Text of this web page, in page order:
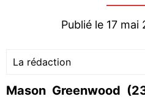
Publié le 17
La rédaction
Mason Greenwood